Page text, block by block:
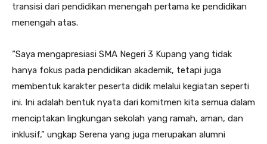
transisi dari pendidikan menengah pertama ke pendidikan
menengah atas.
“Saya mengapresiasi SMA Negeri 3 Kupang yang tidak
hanya fokus pada pendidikan akademik, tetapi juga
membentuk karakter peserta didik melalui kegiatan seperti
ini. Ini adalah bentuk nyata dari komitmen kita semua dalam
menciptakan lingkungan sekolah yang ramah, aman, dan
inklusif,” ungkap Serena yang juga merupakan alumni